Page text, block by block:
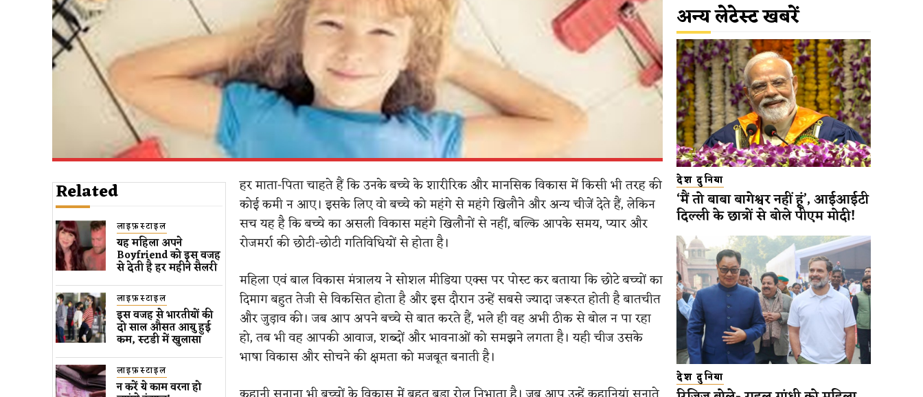
Related
लाइफ़स्टाइल
यह महिला अपने
Boyfriend को इस वजह
से देती है हर महीने सैलरी
लाइफ़स्टाइल
इस वजह से भारतीयों की
दो साल औसत आयु हुई
कम, स्टडी में खुलासा
लाइफ़स्टाइल
न करें ये काम वरना हो
हर माता-पिता चाहते हैं कि उनके बच्चे के शारीरिक और मानसिक विकास में किसी भी तरह की
कोई कमी न आए। इसके लिए वो बच्चे को महंगे से महंगे खिलौने और अन्य चीजें देते हैं, लेकिन
सच यह है कि बच्चे का असली विकास महंगे खिलौनों से नहीं, बल्कि आपके समय, प्यार और
रोजमर्रा की छोटी-छोटी गतिविधियों से होता है।
महिला एवं बाल विकास मंत्रालय ने सोशल मीडिया एक्स पर पोस्ट कर बताया कि छोटे बच्चों का
दिमाग बहुत तेजी से विकसित होता है और इस दौरान उन्हें सबसे ज्यादा जरूरत होती है बातचीत
और जुड़ाव की। जब आप अपने बच्चे से बात करते हैं, भले ही वह अभी ठीक से बोल न पा रहा
हो, तब भी वह आपकी आवाज, शब्दों और भावनाओं को समझने लगता है। यही चीज उसके
भाषा विकास और सोचने की क्षमता को मजबूत बनाती है।
अन्य लेटेस्ट खबरें
देश दुनिया
‘मैं तो बाबा बागेश्वर नहीं हूं’, आईआईटी
दिल्ली के छात्रों से बोले पीएम मोदी!
देश दुनिया